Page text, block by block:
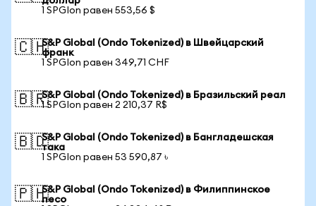
1 SPGIon равен 553,56 $
🇨🇭S&P Global (Ondo Tokenized) в Швейцарский
франк
1 SPGIon равен 349,71 CHF
🇧🇷S&P Global (Ondo Tokenized) в Бразильский реал
1 SPGIon равен 2 210,37 R$
🇧🇩S&P Global (Ondo Tokenized) в Бангладешская
така
1 SPGIon равен 53 590,87 ৳
🇵🇭S&P Global (Ondo Tokenized) в Филиппинское
песо